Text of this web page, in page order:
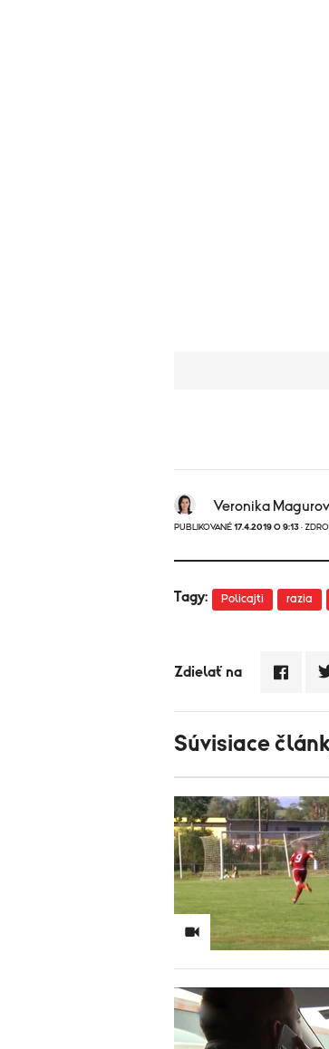
Veronika
PUBLIKOVANÉ 17.4.2019 O 9:13 ·
Tagy: Policajti razia
Zdielať na
Súvisiace